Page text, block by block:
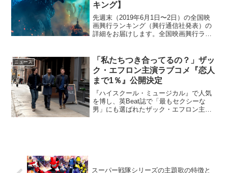
キング】
先週末（2019年6月1日〜2日）の全国映
画興行ランキング（興行通信社発表）の
詳細をお届けします。全国映画興行ラン
デンスマンJP』3位（↓）『空母いぶき』
4位（N...
ニュース
「私たちつき合ってるの？」ザッ
ク・エフロン主演ラブコメ『恋人
まで1％』公開決定
『ハイスクール・ミュージカル』で人気
を博し、英Beat誌で「最もセクシーな
男」にも選ばれたザック・エフロン主演
スーパー戦隊シリーズの主題歌の特徴と